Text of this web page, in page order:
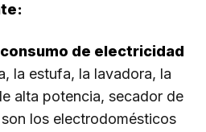
de electricidad
la estufa, la lavadora, la
alta potencia, secador de
los electrodomésticos